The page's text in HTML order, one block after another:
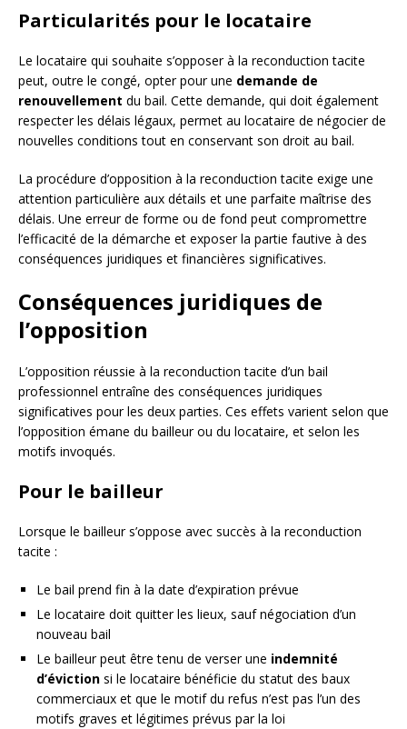
Particularités pour le locataire
Le locataire qui souhaite s’opposer à la reconduction tacite
peut, outre le congé, opter pour une demande de
renouvellement du bail. Cette demande, qui doit également
respecter les délais légaux, permet au locataire de négocier de
nouvelles conditions tout en conservant son droit au bail.
La procédure d’opposition à la reconduction tacite exige une
attention particulière aux détails et une parfaite maîtrise des
délais. Une erreur de forme ou de fond peut compromettre
l’efficacité de la démarche et exposer la partie fautive à des
conséquences juridiques et financières significatives.
Conséquences juridiques de
l’opposition
L’opposition réussie à la reconduction tacite d’un bail
professionnel entraîne des conséquences juridiques
significatives pour les deux parties. Ces effets varient selon que
l’opposition émane du bailleur ou du locataire, et selon les
motifs invoqués.
Pour le bailleur
Lorsque le bailleur s’oppose avec succès à la reconduction
tacite :
Le bail prend fin à la date d’expiration prévue
Le locataire doit quitter les lieux, sauf négociation d’un
nouveau bail
Le bailleur peut être tenu de verser une indemnité
d’éviction si le locataire bénéficie du statut des baux
commerciaux et que le motif du refus n’est pas l’un des
motifs graves et légitimes prévus par la loi